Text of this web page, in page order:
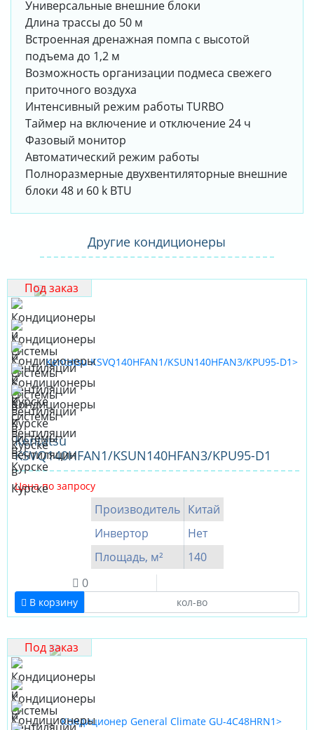
Универсальные внешние блоки
Длина трассы до 50 м
Встроенная дренажная помпа с высотой
подъема до 1,2 м
Возможность организации подмеса свежего
приточного воздуха
Интенсивный режим работы TURBO
Таймер на включение и отключение 24 ч
Фазовый монитор
Автоматический режим работы
Полноразмерные двухвентиляторные внешние
блоки 48 и 60 k BTU
Другие кондиционеры
Под заказ
Kentatsu
KSVQ140HFAN1/KSUN140HFAN3/KPU95-D1
Цена по запросу
Производитель Китай
Инвертор
Нет
Площадь, м²
140
0
В корзину
Под заказ